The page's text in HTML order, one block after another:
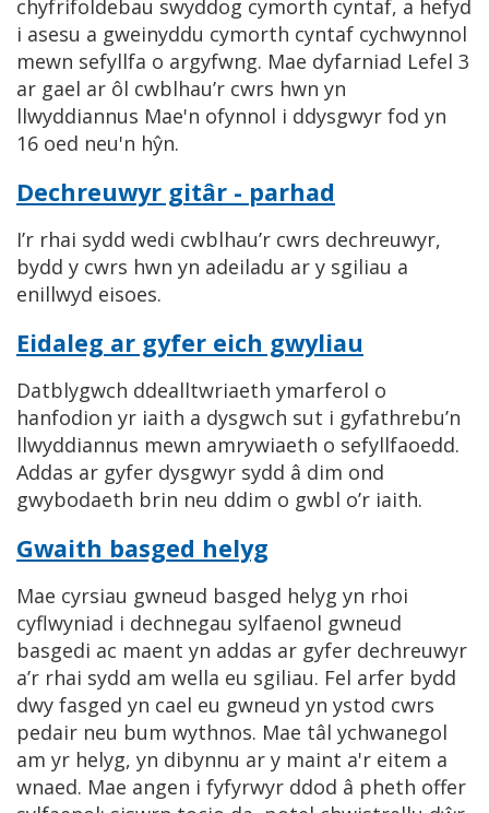
chyfrifoldebau swyddog cymorth cyntaf, a hefyd
i asesu a gweinyddu cymorth cyntaf cychwynnol
mewn sefyllfa o argyfwng. Mae dyfarniad Lefel 3
ar gael ar ôl cwblhau’r cwrs hwn yn
llwyddiannus Mae'n ofynnol i ddysgwyr fod yn
16 oed neu'n hŷn.
Dechreuwyr gitâr - parhad
I’r rhai sydd wedi cwblhau’r cwrs dechreuwyr,
bydd y cwrs hwn yn adeiladu ar y sgiliau a
enillwyd eisoes.
Eidaleg ar gyfer eich gwyliau
Datblygwch ddealltwriaeth ymarferol o
hanfodion yr iaith a dysgwch sut i gyfathrebu’n
llwyddiannus mewn amrywiaeth o sefyllfaoedd.
Addas ar gyfer dysgwyr sydd â dim ond
gwybodaeth brin neu ddim o gwbl o’r iaith.
Gwaith basged helyg
Mae cyrsiau gwneud basged helyg yn rhoi
cyflwyniad i dechnegau sylfaenol gwneud
basgedi ac maent yn addas ar gyfer dechreuwyr
a’r rhai sydd am wella eu sgiliau. Fel arfer bydd
dwy fasged yn cael eu gwneud yn ystod cwrs
pedair neu bum wythnos. Mae tâl ychwanegol
am yr helyg, yn dibynnu ar y maint a'r eitem a
wnaed. Mae angen i fyfyrwyr ddod â pheth offer